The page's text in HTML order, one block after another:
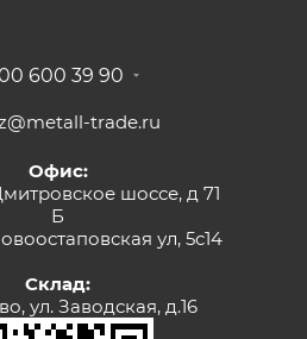
600 39 90
trade.ru
Офис:
шоссе, д 71
Б
ул, 5с14
Склад:
ул. Заводская, д.16